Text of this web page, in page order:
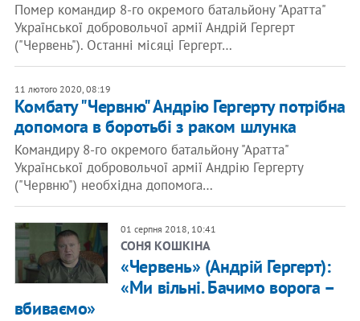
Помер командир 8-го окремого батальйону "Аратта"
Української добровольчої армії Андрій Гергерт
("Червень"). Останні місяці Гергерт…
11 лютого 2020, 08:19
Комбату "Червню" Андрію Гергерту потрібна
допомога в боротьбі з раком шлунка
Командиру 8-го окремого батальйону "Аратта"
Української добровольчої армії Андрію Гергерту
("Червню") необхідна допомога…
01 серпня 2018, 10:41
СОНЯ КОШКІНА
«Червень» (Андрій Гергерт):
«Ми вільні. Бачимо ворога –
вбиваємо»